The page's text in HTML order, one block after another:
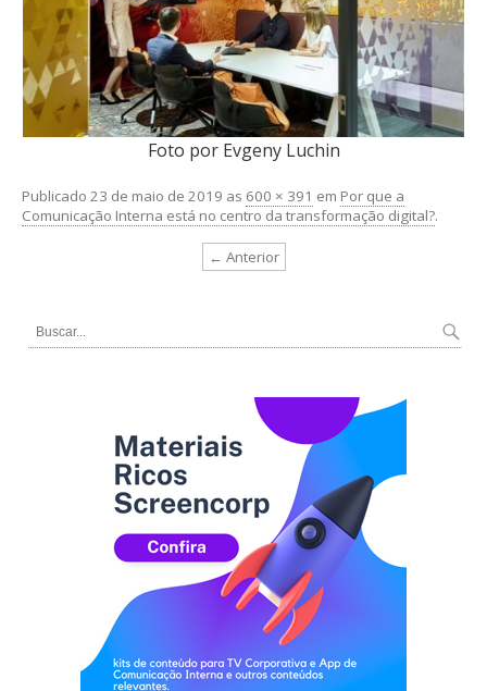
Foto por Evgeny Luchin
Publicado 23 de maio de 2019 as 600 × 391 em Por que a
Comunicação Interna está no centro da transformação digital?.
← Anterior